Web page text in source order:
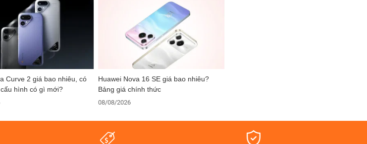
Curve 2 giá bao nhiêu, có
hình có gì mới?
Huawei Nova 16 SE giá bao nhiêu?
Bảng giá chính thức
08/08/2026